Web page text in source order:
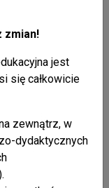
rozvoja
w Krośnie
Svidníku
v Dukle, ktoré
aplikáciami
zmian!
jest
się całkowicie
zewnątrz, w
dydaktycznych